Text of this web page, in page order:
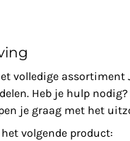
volledige
Heb je hulp
je graag met het
volgende product: